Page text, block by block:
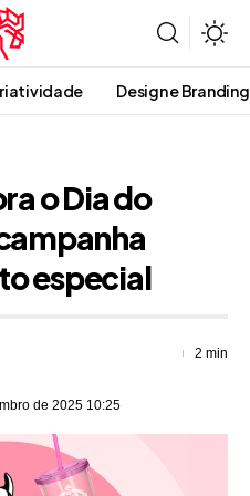
Design e Branding
o Dia do
especial
de 2025 10:25
2 min